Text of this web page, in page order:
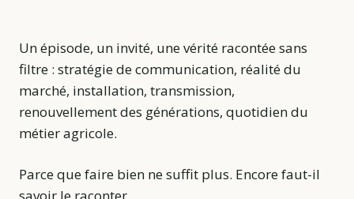
Un épisode, un invité, une vérité racontée sans
filtre : stratégie de communication, réalité du
marché, installation, transmission,
renouvellement des générations, quotidien du
métier agricole.
Parce que faire bien ne suffit plus. Encore faut-il